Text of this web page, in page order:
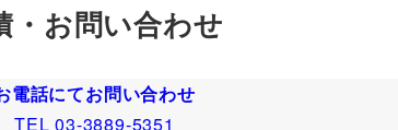
・お問い合わせ
電話にてお問い合わせ
TEL 03-3889-5351